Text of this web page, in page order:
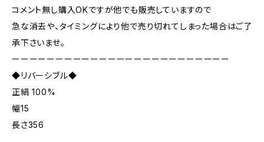
コメント無し購入OKですが他でも販売していますので
急な消去や、タイミングにより他で売り切れてしまった場合はご了
承下さいませ。
ーーーーーーーーーーーーーーーーーーーーーーーーー
◆リバーシブル◆
正絹 100%
幅15
長さ356